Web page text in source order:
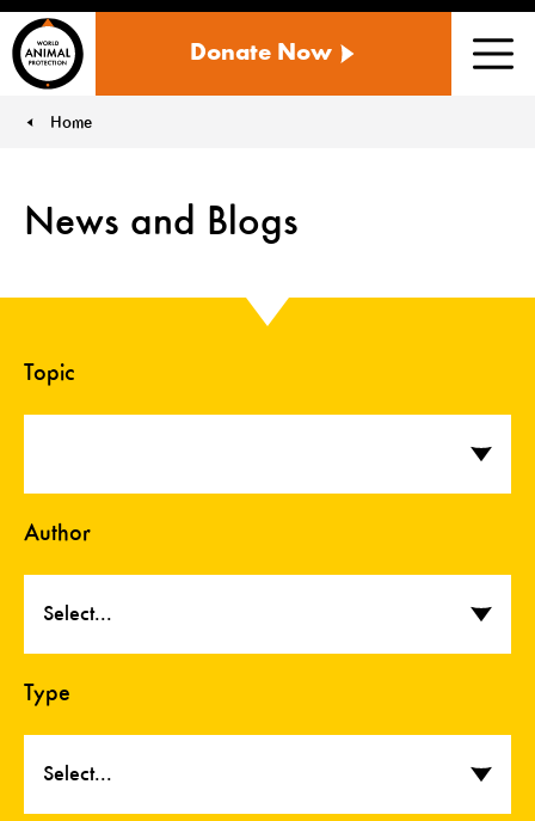
ANIMAL
US
Donate Now
Home
News and Blogs
Topic
Author
Select...
Type
Select...